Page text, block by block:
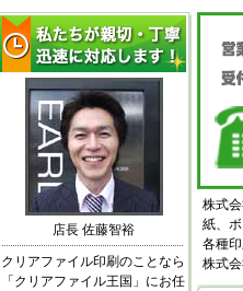
店長 佐藤智裕
クリアファイル印刷のことなら
「クリアファイル王国」にお任
株式
紙、
各種
株式